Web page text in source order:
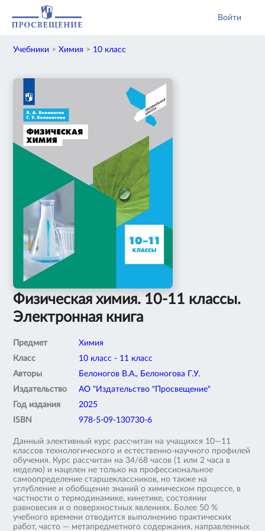
Войти
Учебники >Химия > 10 класс
Физическая химия. 10-11 классы.
Электронная книга
Предмет
Химия
Класс
10 класс - 11 класс
Авторы
Белоногов В.А., Белоногова Г.У.
Издательство
АО "Издательство "Просвещение"
Год издания
2025
ISBN
978-5-09-130730-6
Данный элективный курс рассчитан на учащихся 10—11
классов технологического и естественно-научного профилей
обучения. Курс рассчитан на 34/68 часов (1 или 2 часа в
неделю) и нацелен не только на профессиональное
самоопределение старшеклассников, но также на
углубление и обобщение знаний о химическом процессе, в
частности о термодинамике, кинетике, состоянии
равновесия и о поверхностных явлениях. Более 50 %
учебного времени отводится выполнению практических
работ, часто — метапредметного содержания, направленных